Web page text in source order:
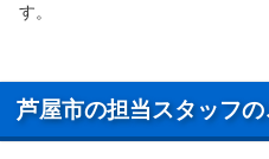
す。
芦屋市の担当スタッフ